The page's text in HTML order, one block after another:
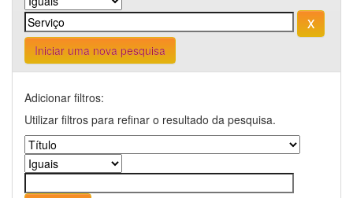
Iniciar uma nova pesquisa
Adicionar filtros:
Utilizar filtros para refinar o resultado da pesquisa.